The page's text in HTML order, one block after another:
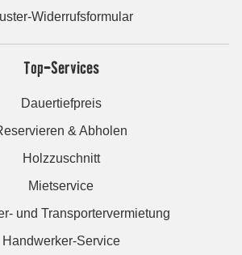
Widerrufsformular
Top-Services
Dauertiefpreis
& Abholen
Holzzuschnitt
Mietservice
und Transportervermietung
Handwerker-Service